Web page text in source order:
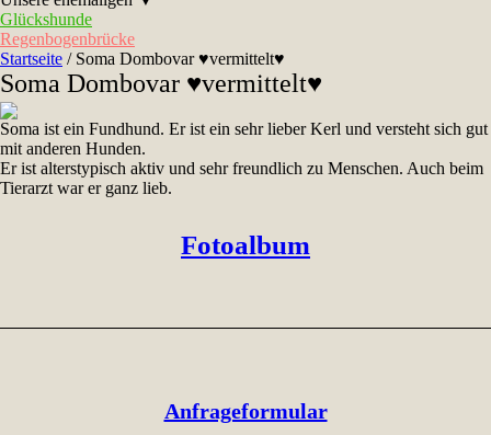
Glückshunde
Regenbogenbrücke
Startseite / Soma Dombovar ♥vermittelt♥
Soma Dombovar ♥vermittelt♥
Soma ist ein Fundhund. Er ist ein sehr lieber Kerl und versteht sich gut
mit anderen Hunden.
Er ist alterstypisch aktiv und sehr freundlich zu Menschen. Auch beim
Tierarzt war er ganz lieb.
Fotoalbum
Anfrageformular